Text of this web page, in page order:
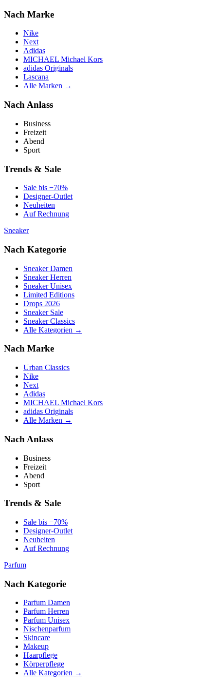
Nach Marke
Nike
Next
Adidas
MICHAEL Michael Kors
adidas Originals
Lascana
Alle Marken →
Nach Anlass
Business
Freizeit
Abend
Sport
Trends & Sale
Sale bis −70%
Designer-Outlet
Neuheiten
Auf Rechnung
Sneaker
Nach Kategorie
Sneaker Damen
Sneaker Herren
Sneaker Unisex
Limited Editions
Drops 2026
Sneaker Sale
Sneaker Classics
Alle Kategorien →
Nach Marke
Urban Classics
Nike
Next
Adidas
MICHAEL Michael Kors
adidas Originals
Alle Marken →
Nach Anlass
Business
Freizeit
Abend
Sport
Trends & Sale
Sale bis −70%
Designer-Outlet
Neuheiten
Auf Rechnung
Parfum
Nach Kategorie
Parfum Damen
Parfum Herren
Parfum Unisex
Nischenparfum
Skincare
Makeup
Haarpflege
Körperpflege
Alle Kategorien →